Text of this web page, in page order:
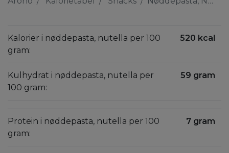
Kalorier i nøddepasta, nutella per 100
gram:
520 kcal
Kulhydrat i nøddepasta, nutella per
100 gram:
59 gram
Protein i nøddepasta, nutella per 100
gram:
7 gram